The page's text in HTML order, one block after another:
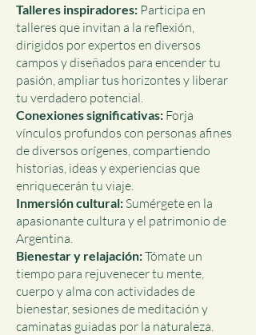
Talleres inspiradores: Participa en
talleres que invitan a la reflexión,
dirigidos por expertos en diversos
campos y diseñados para encender tu
pasión, ampliar tus horizontes y liberar
tu verdadero potencial.
Conexiones significativas: Forja
vínculos profundos con personas afines
de diversos orígenes, compartiendo
historias, ideas y experiencias que
enriquecerán tu viaje.
Inmersión cultural: Sumérgete en la
apasionante cultura y el patrimonio de
Argentina.
Bienestar y relajación:Tómate un
tiempo para rejuvenecer tu mente,
cuerpo y alma con actividades de
bienestar, sesiones de meditación y
caminatas guiadas por la naturaleza.​​​​​​​​​